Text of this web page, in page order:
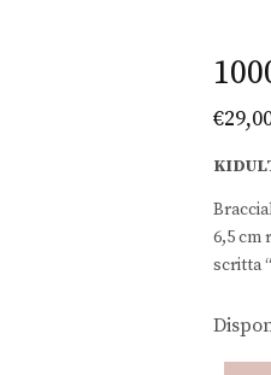
€
6,5 cm
scritta